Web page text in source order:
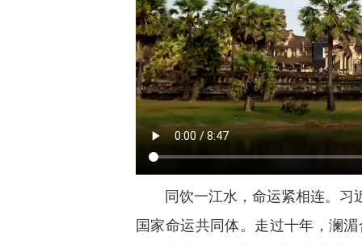
同饮一江水，命运紧相连。
国家命运共同体。走过十年，澜